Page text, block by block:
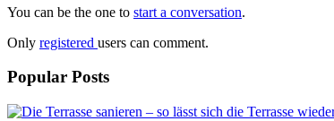
You can be the one to start a conversation.
Only registered users can comment.
Popular Posts